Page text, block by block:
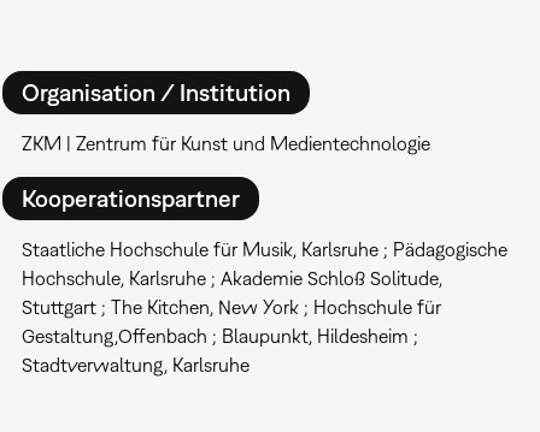
Organisation / Institution
ZKM | Zentrum für Kunst und Medientechnologie
Kooperationspartner
Staatliche Hochschule für Musik, Karlsruhe ; Pädagogische
Hochschule, Karlsruhe ; Akademie Schloß Solitude,
Stuttgart ; The Kitchen, New York ; Hochschule für
Gestaltung,Offenbach ; Blaupunkt, Hildesheim ;
Stadtverwaltung, Karlsruhe